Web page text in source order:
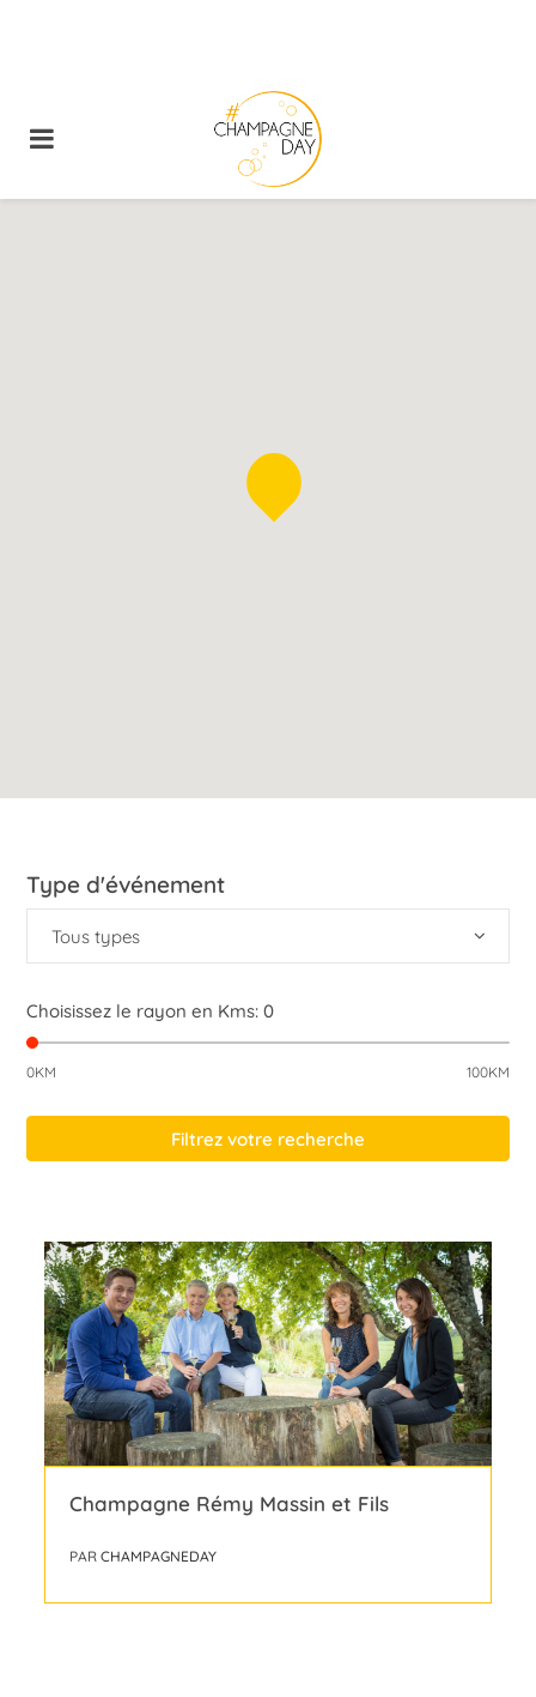
Type d'événement
Tous types
Choisissez le rayon en Kms: 0
0KM 100KM
Filtrez votre recherche
Champagne Rémy Massin et Fils
PAR CHAMPAGNEDAY